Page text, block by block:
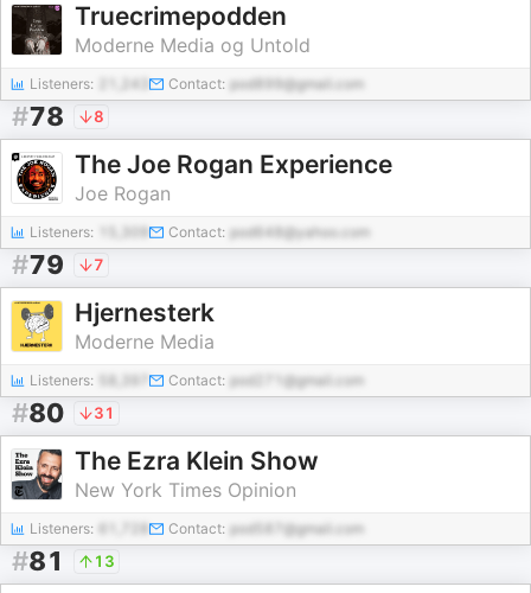
Truecrimepodden
Moderne Media og Untold
Listeners: Contact: pod899@gmail.com
#78 8
The Joe Rogan Experience
Joe Rogan
Listeners: Contact: pod648@yahoo.com
#79 7
Hjernesterk
Moderne Media
Listeners: Contact: pod271@gmail.com
#80 31
The Ezra Klein Show
New York Times Opinion
Listeners: Contact: pod587@gmail.com
#81 13